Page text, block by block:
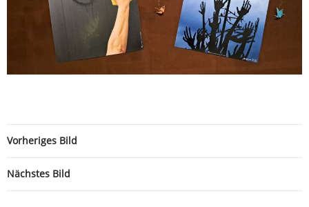
Vorheriges Bild
Nächstes Bild